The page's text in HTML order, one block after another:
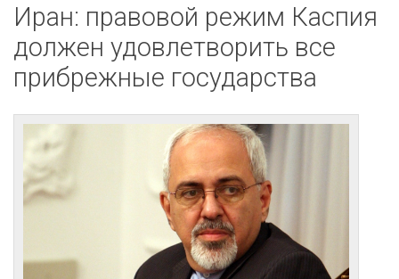
Иран: правовой режим Каспия
должен удовлетворить все
прибрежные государства